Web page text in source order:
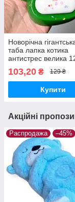
Новорічна
таба лапка котика
антистрес велика
103,20 ₴ 129 ₴
Купити
Акційні
Распродажа –45%